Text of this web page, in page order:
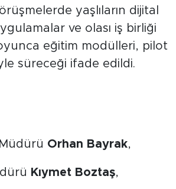
yaşlıların dijital
ve olası iş birliği
eğitim modülleri, pilot
süreceği ifade edildi.
Orhan Bayrak,
Kıymet Boztaş,